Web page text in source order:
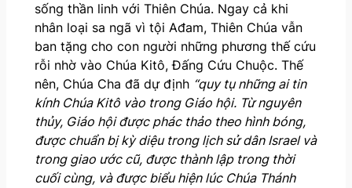
sống thần linh với Thiên Chúa. Ngay cả khi
nhân loại sa ngã vì tội Ađam, Thiên Chúa vẫn
ban tặng cho con người những phương thế cứu
rỗi nhờ vào Chúa Kitô, Đấng Cứu Chuộc. Thế
nên, Chúa Cha đã dự định “quy tụ những ai tin
kính Chúa Kitô vào trong Giáo hội. Từ nguyên
thủy, Giáo hội được phác thảo theo hình bóng,
được chuẩn bị kỳ diệu trong lịch sử dân Israel và
trong giao ước cũ, được thành lập trong thời
cuối cùng, và được biểu hiện lúc Chúa Thánh